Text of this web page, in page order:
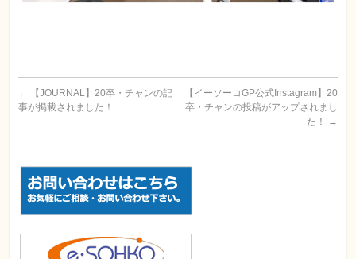
←
【JOURNAL】20卒・チャンの記
事が掲載されました！
【イーソーコGP公式Instagram】20
卒・チャンの投稿がアップされまし
た！
→